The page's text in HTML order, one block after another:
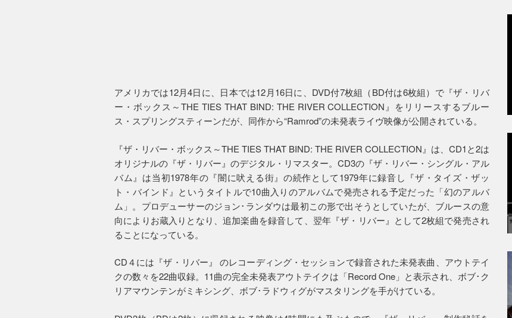
アメリカでは12月4日に、日本では12月16日に、DVD付7枚組（BD付は6枚組）で『ザ・リバ
ー・ボックス～THE TIES THAT BIND: THE RIVER COLLECTION』をリリースするブルー
ス・スプリングスティーンだが、同作から“Ramrod”の未発表ライヴ映像が公開されている。
『ザ・リバー・ボックス～THE TIES THAT BIND: THE RIVER COLLECTION』は、CD1と2は
オリジナルの『ザ・リバー』のデジタル・リマスター。CD3の『ザ・リバー・シングル・アル
バム』は当初1978年の『闇に吠える街』の続作として1979年に録音し『ザ・タイズ・ザッ
ト・バインド』というタイトルで10曲入りのアルバムで発売される予定だった「幻のアルバ
ム」。プロデューサーのジョン･ランダウは最初この形で出そうとしていたが、ブルースの意
向によりお蔵入りとなり、追加楽曲を録音して、翌年『ザ・リバー』として2枚組で発売され
ることになっている。
CD４には『ザ・リバー』 のレコーディング・セッションで録音された未発表曲、アウトテイ
クの数々を22曲収録。11曲の完全未発表アウトテイクは「Record One」と表示され、ボブ･ク
リアマウンテンがミキシング、ボブ･ラドウィグがマスタリングを手がけている。